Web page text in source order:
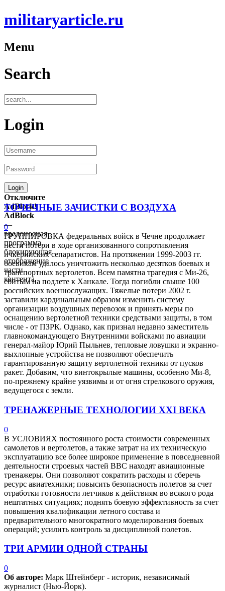
militaryarticle.ru
Menu
Search
Login
Отключите
AdBlock!
AdBlock
—
вредоносная
программа,
блокирующая
отображение
части
контента.
ТОЧЕЧНЫЕ ЗАЧИСТКИ С ВОЗДУХА
0
ГРУППИРОВКА федеральных войск в Чечне продолжает
нести потери в ходе организованного сопротивления
ичкерийских сепаратистов. На протяжении 1999-2003 гг.
боевикам удалось уничтожить несколько десятков боевых и
транспортных вертолетов. Всем памятна трагедия с Ми-26,
сбитым на подлете к Ханкале. Тогда погибли свыше 100
российских военнослужащих. Тяжелые потери 2002 г.
заставили кардинальным образом изменить систему
организации воздушных перевозок и принять меры по
оснащению вертолетной техники средствами защиты, в том
числе - от ПЗРК. Однако, как признал недавно заместитель
главнокомандующего Внутренними войсками по авиации
генерал-майор Юрий Пыльнев, тепловые ловушки и экранно-
выхлопные устройства не позволяют обеспечить
гарантированную защиту вертолетной техники от пусков
ракет. Добавим, что винтокрылые машины, особенно Ми-8,
по-прежнему крайне уязвимы и от огня стрелкового оружия,
ведущегося с земли.
ТРЕНАЖЕРНЫЕ ТЕХНОЛОГИИ XXI ВЕКА
0
В УСЛОВИЯХ постоянного роста стоимости современных
самолетов и вертолетов, а также затрат на их техническую
эксплуатацию все более широкое применение в повседневной
деятельности строевых частей ВВС находят авиационные
тренажеры. Они позволяют сократить расходы и сберечь
ресурс авиатехники; повысить безопасность полетов за счет
отработки готовности летчиков к действиям во всякого рода
нештатных ситуациях; поднять боевую эффективность за счет
повышения квалификации летного состава и
предварительного многократного моделирования боевых
операций; усилить контроль за дисциплиной полетов.
ТРИ АРМИИ ОДНОЙ СТРАНЫ
0
Об авторе: Марк Штейнберг - историк, независимый
журналист (Нью-Йорк).